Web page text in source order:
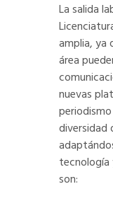
La salida
amplia, ya
área
nuevas
diversidad
tecnología
son: